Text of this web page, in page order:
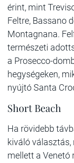
érint, mint
Feltre, Bassano
Montagnana.
természeti
a Prosecco-
hegységeken,
nyújtó Santa
Short Beach
Ha rövidebb
kiváló
mellett a Venetó